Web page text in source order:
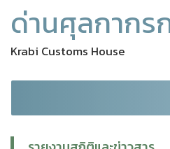
ด่านศุลกากร
Krabi Customs House